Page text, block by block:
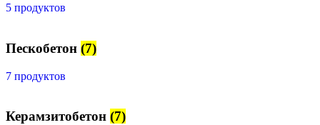
5 продуктов
Пескобетон (7)
7 продуктов
Керамзитобетон (7)